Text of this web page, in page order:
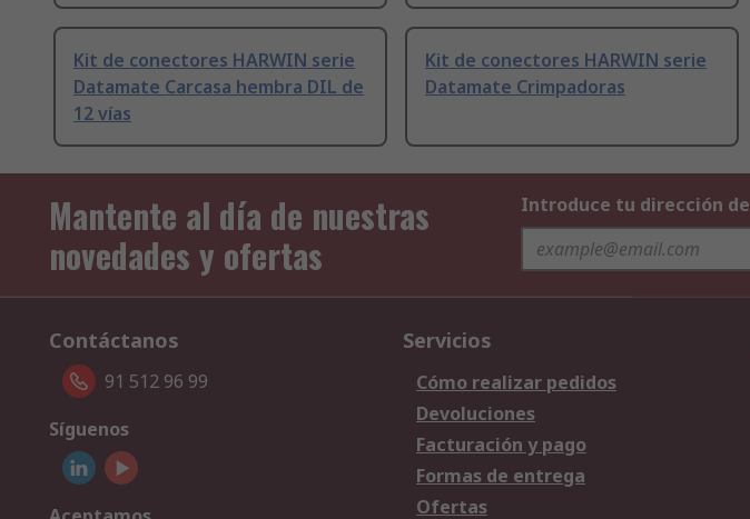
Kit de conectores HARWIN serie
Datamate Carcasa hembra DIL de
12 vías
Kit de conectores HARWIN serie
Datamate Crimpadoras
Mantente al día de nuestras
novedades y ofertas
Introduce tu dirección
Contáctanos
91 512 96 99
Síguenos
Servicios
Cómo realizar pedidos
Devoluciones
Facturación y pago
Formas de entrega
Ofertas